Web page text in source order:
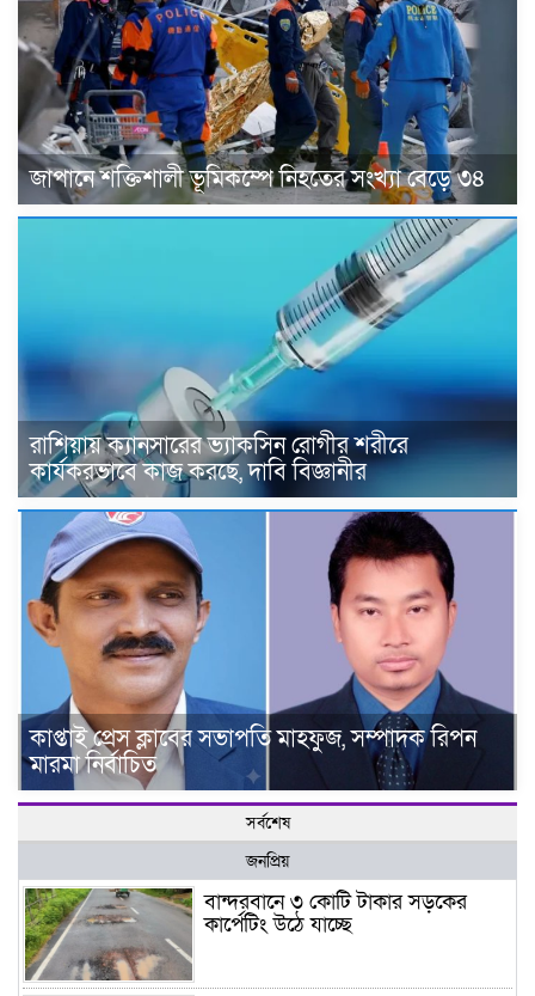
জাপানে শক্তিশালী ভূমিকম্পে নিহতের সংখ্যা বেড়ে ৩৪
রাশিয়ায় ক্যানসারের ভ্যাকসিন রোগীর শরীরে
কার্যকরভাবে কাজ করছে, দাবি বিজ্ঞানীর
কাপ্তাই প্রেস ক্লাবের সভাপতি মাহফুজ, সম্পাদক রিপন
মারমা নির্বাচিত
সর্বশেষ
জনপ্রিয়
বান্দরবানে ৩ কোটি টাকার সড়কের
কার্পেটিং উঠে যাচ্ছে